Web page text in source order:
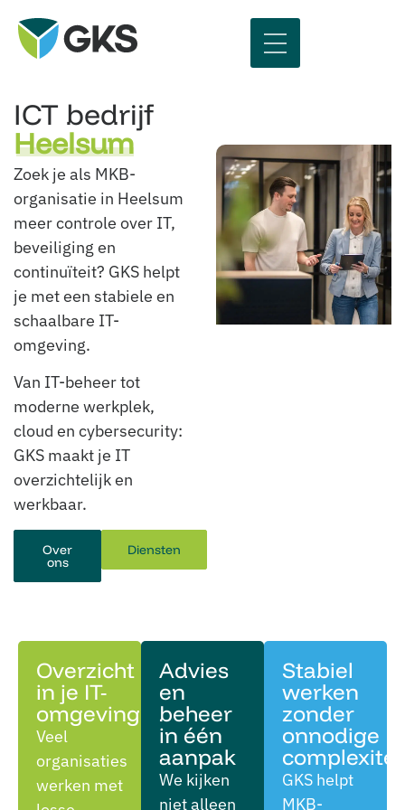
ICT bedrijf
Heelsum
Zoek je als MKB-
organisatie in Heelsum
meer controle over IT,
beveiliging en
continuïteit? GKS helpt
je met een stabiele en
schaalbare IT-
omgeving.
Van IT-beheer tot
moderne werkplek,
cloud en cybersecurity:
GKS maakt je IT
overzichtelijk en
werkbaar.
Over
ons
Diensten
Overzicht
in je IT-
omgeving
Veel
organisaties
werken met
Advies
en
beheer
in één
aanpak
We kijken
niet alleen
Stabiel
werken
zonder
onnodige
GKS helpt
MKB-